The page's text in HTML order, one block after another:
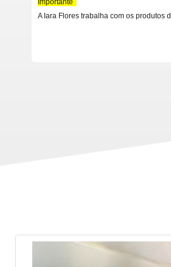
Importante
A Iara Flores trabalha com os produtos